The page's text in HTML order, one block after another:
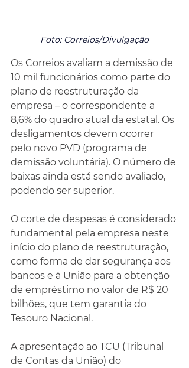
Foto: Correios/Divulgação
Os Correios avaliam a demissão de
10 mil funcionários como parte do
plano de reestruturação da
empresa – o correspondente a
8,6% do quadro atual da estatal. Os
desligamentos devem ocorrer
pelo novo PVD (programa de
demissão voluntária). O número de
baixas ainda está sendo avaliado,
podendo ser superior.
O corte de despesas é considerado
fundamental pela empresa neste
início do plano de reestruturação,
como forma de dar segurança aos
bancos e à União para a obtenção
de empréstimo no valor de R$ 20
bilhões, que tem garantia do
Tesouro Nacional.
A apresentação ao TCU (Tribunal
de Contas da União) do